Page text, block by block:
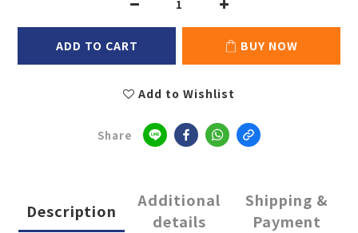
ADD TO CART BUY NOW
Add to Wishlist
Share
Description
Additional
details
Shipping &
Payment